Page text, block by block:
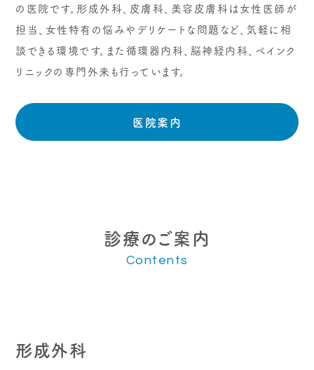
の医院です。形成外科、皮膚科、美容皮膚科は女性医師が
担当、女性特有の悩みやデリケートな問題など、気軽に相
談できる環境です。また循環器内科、脳神経内科、ペインク
リニックの専門外来も行っています。
医院案内
診療のご案内
Contents
形成外科